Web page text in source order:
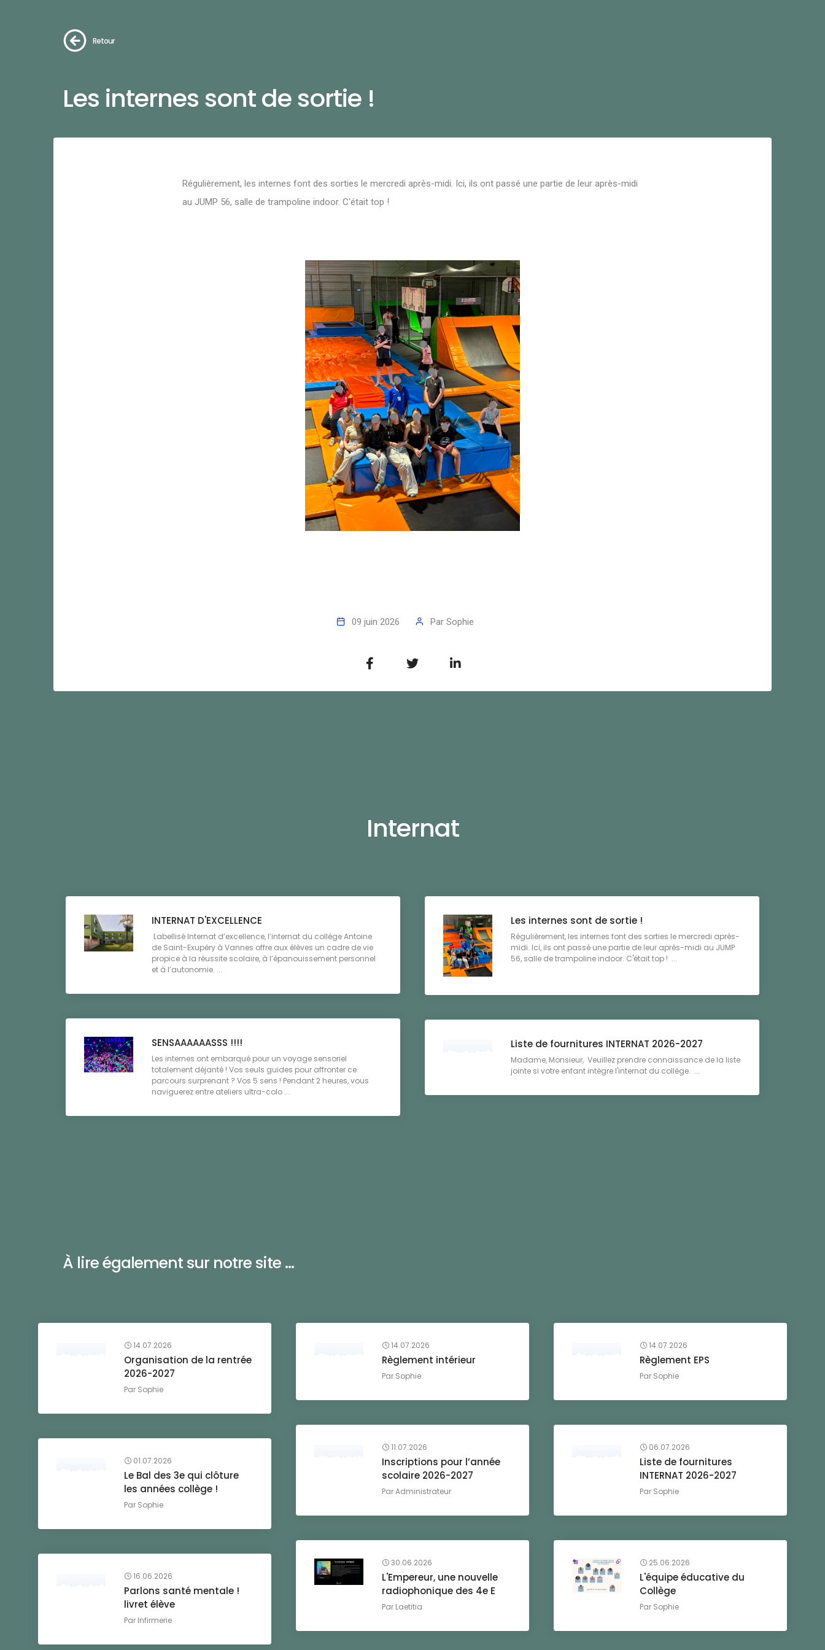
Retour
Les internes sont de sortie !
Régulièrement, les internes font des sorties le mercredi après-midi. Ici, ils ont passé une partie de leur après-midi
au JUMP 56, salle de trampoline indoor. C'était top !
09 juin 2026 Par Sophie
Internat
INTERNAT D'EXCELLENCE
Labellisé Internat d’excellence, l’internat du collège Antoine
de Saint-Exupéry à Vannes offre aux élèves un cadre de vie
propice à la réussite scolaire, à l’épanouissement personnel
et à l’autonomie. ...
Les internes sont de sortie !
Régulièrement, les internes font des sorties le mercredi après-
midi. Ici, ils ont passé une partie de leur après-midi au JUMP
56, salle de trampoline indoor. C'était top ! ...
SENSAAAAAASSS !!!!
Les internes ont embarqué pour un voyage sensoriel
totalement déjanté ! Vos seuls guides pour affronter ce
parcours surprenant ? Vos 5 sens ! Pendant 2 heures, vous
naviguerez entre ateliers ultra-colo ...
Liste de fournitures INTERNAT 2026-2027
Madame, Monsieur, Veuillez prendre connaissance de la liste
jointe si votre enfant intègre l'internat du collège. ...
À lire également sur notre site ...
14.07.2026
Organisation de la rentrée
2026-2027
Par Sophie
14.07.2026
Règlement intérieur
Par Sophie
14.07.2026
Règlement EPS
Par Sophie
11.07.2026
Inscriptions pour l’année
scolaire 2026-2027
ParAdministrateur
06.07.2026
Liste de fournitures
INTERNAT 2026-2027
Par Sophie
01.07.2026
Le Bal des 3e qui clôture
les années collège !
Par Sophie
30.06.2026
L'Empereur, une nouvelle
radiophonique des 4e E
Par Laetitia
25.06.2026
L'équipe éducative du
Collège
Par Sophie
16.06.2026
Parlons santé mentale !
livret élève
Par Infirmerie